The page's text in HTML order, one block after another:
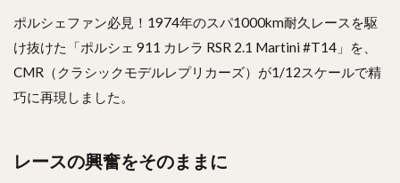
ポルシェファン必見！1974年のスパ1000km耐久レースを駆
け抜けた「ポルシェ 911 カレラ RSR 2.1 Martini #T14」を、
CMR（クラシックモデルレプリカーズ）が1/12スケールで精
巧に再現しました。
レースの興奮をそのままに